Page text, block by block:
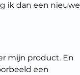
ik dan een nieuwe
mijn product. En
een